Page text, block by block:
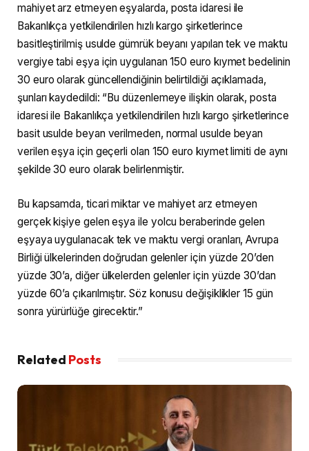
mahiyet arz etmeyen eşyalarda, posta idaresi ile
Bakanlıkça yetkilendirilen hızlı kargo şirketlerince
basitleştirilmiş usulde gümrük beyanı yapılan tek ve maktu
vergiye tabi eşya için uygulanan 150 euro kıymet bedelinin
30 euro olarak güncellendiğinin belirtildiği açıklamada,
şunları kaydedildi: “Bu düzenlemeye ilişkin olarak, posta
idaresi ile Bakanlıkça yetkilendirilen hızlı kargo şirketlerince
basit usulde beyan verilmeden, normal usulde beyan
verilen eşya için geçerli olan 150 euro kıymet limiti de aynı
şekilde 30 euro olarak belirlenmiştir.
Bu kapsamda, ticari miktar ve mahiyet arz etmeyen
gerçek kişiye gelen eşya ile yolcu beraberinde gelen
eşyaya uygulanacak tek ve maktu vergi oranları, Avrupa
Birliği ülkelerinden doğrudan gelenler için yüzde 20’den
yüzde 30’a, diğer ülkelerden gelenler için yüzde 30’dan
yüzde 60’a çıkarılmıştır. Söz konusu değişiklikler 15 gün
sonra yürürlüğe girecektir.”​​​​​​​
Related Posts